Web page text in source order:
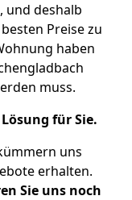
und deshalb
Preise zu
haben
muss.
für Sie.
uns
erhalten.
Sie uns noch